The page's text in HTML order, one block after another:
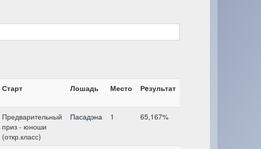
Старт Лошадь Место Рeзультат
Предварительный
приз - юноши
(откр.класс)
Пасадэна 1 65,167%